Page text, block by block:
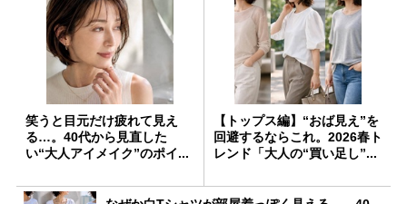
笑うと目元だけ疲れて見え
る…。40代から見直した
い“大人アイメイク”のポイ...
【トップス編】“おば見え”を
回避するならこれ。2026春ト
レンド「大人の“買い足し”...